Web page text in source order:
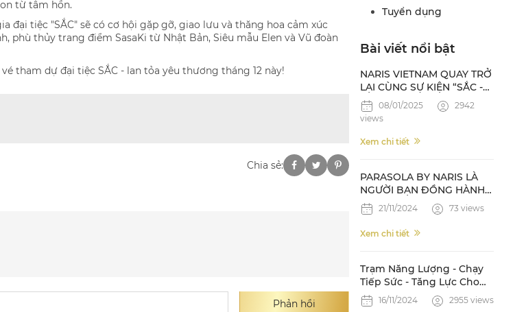
từ tâm hồn.
đại tiệc "SẮC" sẽ có cơ hội gặp gỡ, giao lưu và thăng hoa cảm xúc
phù thủy trang điểm SasaKi từ Nhật Bản, Siêu mẫu Elen và Vũ đoàn
tham dự đại tiệc SẮC - lan tỏa yêu thương tháng 12 này!
Chia sẻ:
Phản hồi
Tuyển dụng
Bài viết nổi bật
NARIS VIETNAM QUAY TRỞ
LẠI CÙNG SỰ KIỆN “SẮC -
28 NĂM KIÊU HÃNH VỚI
THỜI GIAN
08/01/2025
2942
views
Xem chi tiết
PARASOLA BY NARIS LÀ
NGƯỜI BẠN ĐỒNG HÀNH
ĐÁNG TIN CẬY TRÊN
ĐƯỜNG CHẠY STRONG
VIETNAM CỦA CÁC NAM
21/11/2024 73 views
Xem chi tiết
Trạm Năng Lượng - Chạy
Tiếp Sức - Tăng Lực Cho
Làn Da Cùng Parasola
16/11/2024 2955 views